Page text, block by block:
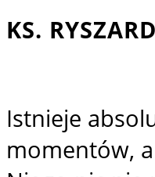
KS.
Istnieje
momentów,